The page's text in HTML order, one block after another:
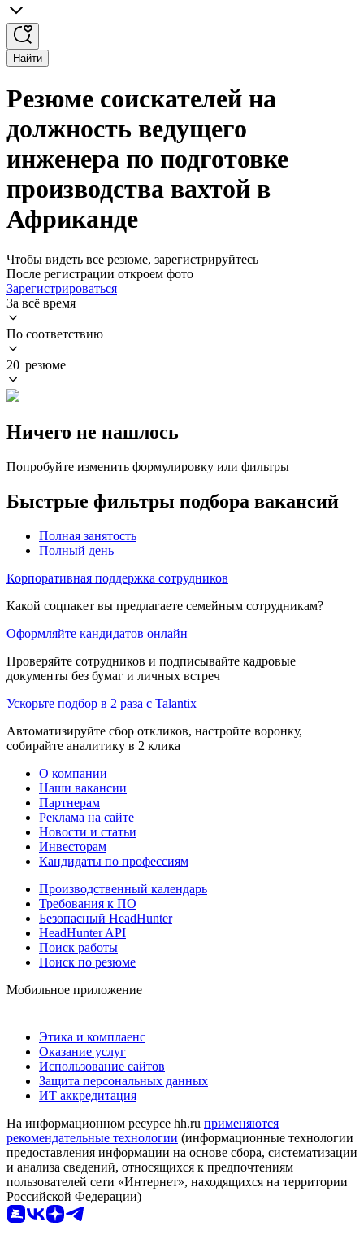
Найти
Резюме соискателей на
должность ведущего
инженера по подготовке
производства вахтой в
Африканде
Чтобы видеть все резюме, зарегистрируйтесь
После регистрации откроем фото
Зарегистрироваться
За всё время
По соответствию
20 резюме
Ничего не нашлось
Попробуйте изменить формулировку или фильтры
Быстрые фильтры подбора вакансий
Полная занятость
Полный день
Корпоративная поддержка сотрудников
Какой соцпакет вы предлагаете семейным сотрудникам?
Оформляйте кандидатов онлайн
Проверяйте сотрудников и подписывайте кадровые
документы без бумаг и личных встреч
Ускорьте подбор в 2 раза с Talantix
Автоматизируйте сбор откликов, настройте воронку,
собирайте аналитику в 2 клика
О компании
Наши вакансии
Партнерам
Реклама на сайте
Новости и статьи
Инвесторам
Кандидаты по профессиям
Производственный календарь
Требования к ПО
Безопасный HeadHunter
HeadHunter API
Поиск работы
Поиск по резюме
Мобильное приложение
Этика и комплаенс
Оказание услуг
Использование сайтов
Защита персональных данных
ИТ аккредитация
На информационном ресурсе hh.ru применяются
рекомендательные технологии (информационные технологии
предоставления информации на основе сбора, систематизации
и анализа сведений, относящихся к предпочтениям
пользователей сети «Интернет», находящихся на территории
Российской Федерации)